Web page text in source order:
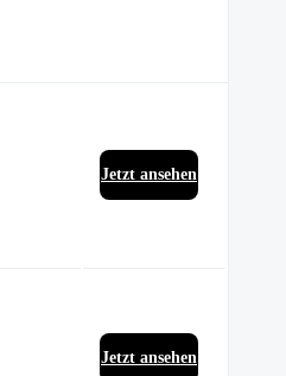
Jetzt ansehen
Jetzt ansehen